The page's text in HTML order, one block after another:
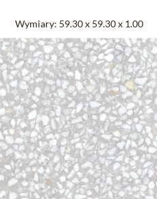
Wymiary: 59.30 x 59.30 x 1.00